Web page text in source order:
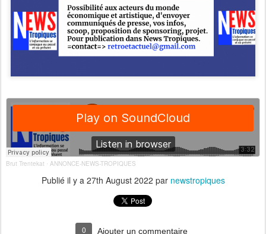
Brut Trentekat · ANNONCE-NEWS-TROPIQUES
Publié il y a 27th August 2022 par newstropiques
0 Ajouter un commentaire